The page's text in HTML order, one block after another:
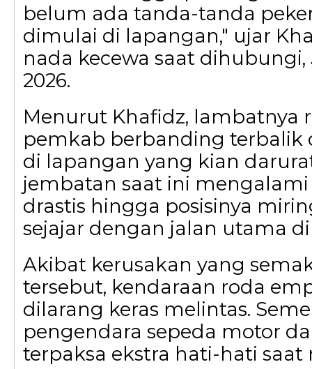
belum ada tanda-tanda
dimulai di lapangan," ujar
nada kecewa saat dihubungi,
2026.
Menurut Khafidz, lambatnya
pemkab berbanding terbalik
di lapangan yang kian
jembatan saat ini
drastis hingga posisinya
sejajar dengan jalan utama di
Akibat kerusakan yang
tersebut, kendaraan roda
dilarang keras melintas.
pengendara sepeda motor
terpaksa ekstra hati-hati saat